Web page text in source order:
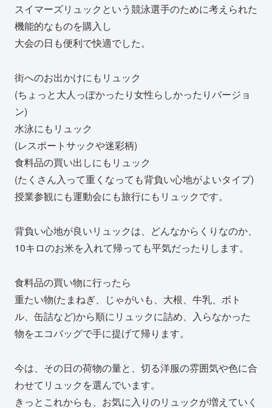
スイマーズリュックという競泳選手のために考えられた
機能的なものを購入し
大会の日も便利で快適でした。
街へのお出かけにもリュック
(ちょっと大人っぽかったり女性らしかったりバージョ
ン)
水泳にもリュック
(レスポートサックや迷彩柄)
食料品の買い出しにもリュック
(たくさん入って重くなっても背負い心地がよいタイプ)
授業参観にも運動会にも旅行にもリュックです。
背負い心地が良いリュックは、どんなからくりなのか、
10キロのお米を入れて帰っても平気だったりします。
食料品の買い物に行ったら
重たい物(たまねぎ、じゃがいも、大根、牛乳、ボト
ル、缶詰など)から順にリュックに詰め、入らなかった
物をエコバッグで手に提げて帰ります。
今は、その日の荷物の量と、切る洋服の雰囲気や色に合
わせてリュックを選んでいます。
きっとこれからも、お気に入りのリュックが増えていく